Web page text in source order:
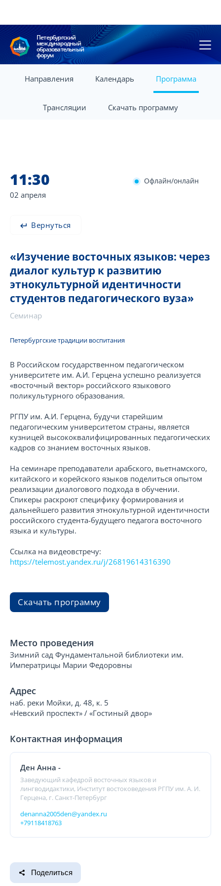
Петербургский
международный
образовательный
форум
Направления Календарь Программа
Трансляции Скачать программу
11:30
02 апреля
Офлайн/онлайн
Вернуться
«Изучение восточных языков: через
диалог культур к развитию
этнокультурной идентичности
студентов педагогического вуза»
Семинар
Петербургские традиции воспитания
В Российском государственном педагогическом
университете им. А.И. Герцена успешно реализуется
«восточный вектор» российского языкового
поликультурного образования.
РГПУ им. А.И. Герцена, будучи старейшим
педагогическим университетом страны, является
кузницей высококвалифицированных педагогических
кадров со знанием восточных языков.
На семинаре преподаватели арабского, вьетнамского,
китайского и корейского языков поделиться опытом
реализации диалогового подхода в обучении.
Спикеры раскроют специфику формирования и
дальнейшего развития этнокультурной идентичности
российского студента-будущего педагога восточного
языка и культуры.
Ссылка на видеовстречу:
https://telemost.yandex.ru/j/26819614316390
Скачать программу
Место проведения
Зимний сад Фундаментальной библиотеки им.
Императрицы Марии Федоровны
Адрес
наб. реки Мойки, д. 48, к. 5
«Невский проспект» / «Гостиный двор»
Контактная информация
Ден Анна -
Заведующий кафедрой восточных языков и
лингводидактики, Институт востоковедения РГПУ им. А. И.
Герцена, г. Санкт-Петербург
denanna2005den@yandex.ru
+79118418763
Поделиться